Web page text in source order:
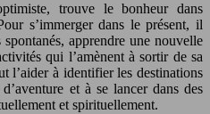
trouve le bonheur dans
s’immerger dans le présent, il
apprendre une nouvelle
qui l’amènent à sortir de sa
l’aider à identifier les destinations
et à se lancer dans des
et spirituellement.